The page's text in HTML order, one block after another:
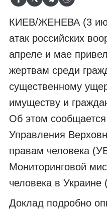
КИЕВ/ЖЕНЕВА (3
атак российских
апреле и мае
жертвам среди
существенному
имуществу и
Об этом
Управления
правам человека
Мониторинговой
человека в
Доклад подробно